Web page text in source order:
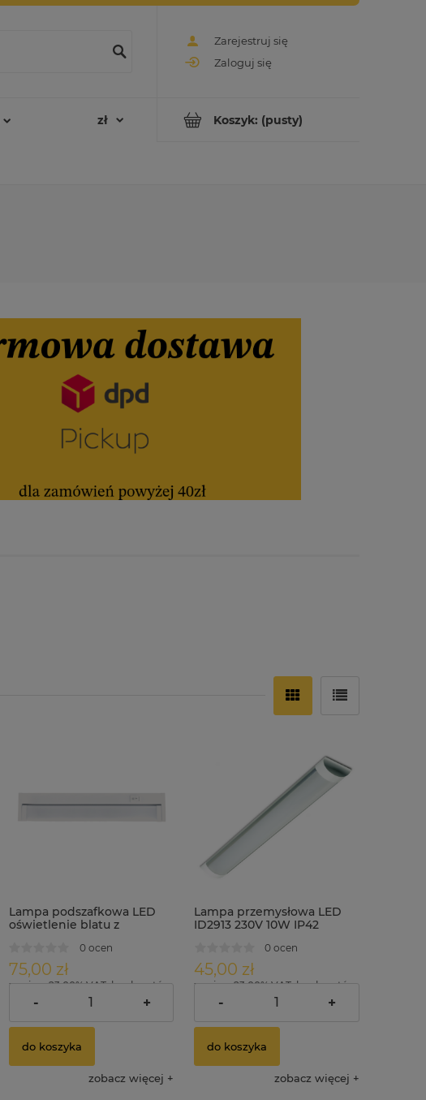
Zarejestruj się
Zaloguj się
Koszyk: (pusty)
Lampa podszafkowa LED
oświetlenie blatu z
0 ocen
75,00 zł
zawiera 23.00% VAT, bez kosztów
dostawy
- +
do koszyka
zobacz więcej
Lampa przemysłowa LED
ID2913 230V 10W IP42
0 ocen
45,00 zł
zawiera 23.00% VAT, bez kosztów
dostawy
- +
do koszyka
zobacz więcej